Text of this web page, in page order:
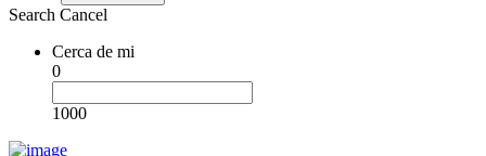
Search Cancel
Cerca de mi
0
1000